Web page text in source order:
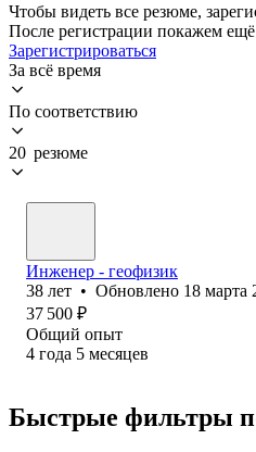
Чтобы видеть все резюме,
После регистрации покажем
Зарегистрироваться
За всё время
По соответствию
20 резюме
Инженер - геофизик
38 лет • Обновлено 18 марта
37 500 ₽
Общий опыт
4 года 5 месяцев
Быстрые фильтры